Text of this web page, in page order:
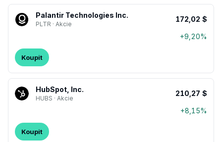
Palantir Technologies Inc.
PLTR · Akcie
172,02 $
+9,20%
Koupit
HubSpot, Inc.
HUBS · Akcie
210,27 $
+8,15%
Koupit